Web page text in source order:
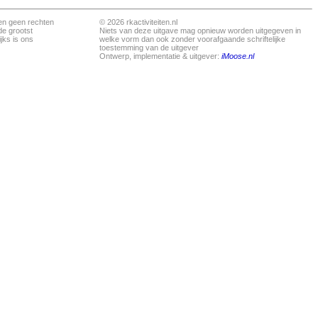
geen rechten
grootst
is ons
© 2026 rkactiviteiten.nl
Niets van deze uitgave mag opnieuw worden uitgegeven in
welke vorm dan ook zonder voorafgaande schriftelijke
toestemming van de uitgever
Ontwerp, implementatie & uitgever: iMoose.nl